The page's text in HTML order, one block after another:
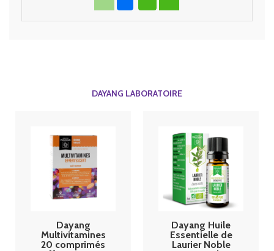
DAYANG LABORATOIRE
Dayang
Multivitamines
20 comprimés
Dayang Huile
Essentielle de
Laurier Noble